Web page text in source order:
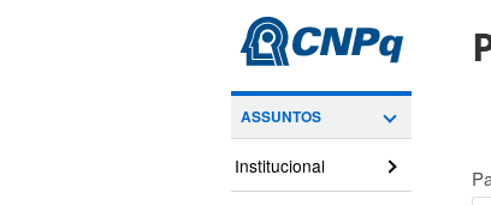
ASSUNTOS
Institucional